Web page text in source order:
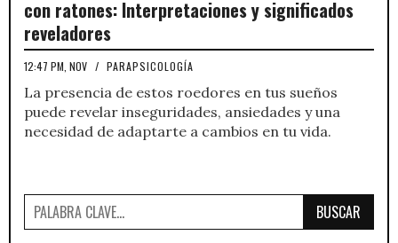
con ratones: Interpretaciones y significados
reveladores
12:47 PM, NOV / PARAPSICOLOGÍA
La presencia de estos roedores en tus sueños
puede revelar inseguridades, ansiedades y una
necesidad de adaptarte a cambios en tu vida.
BUSCAR